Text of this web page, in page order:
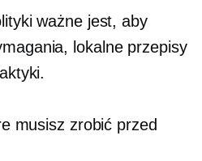
ważne jest, aby
lokalne przepisy
musisz zrobić przed